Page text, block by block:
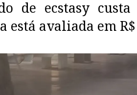
de ecstasy
está avaliada em